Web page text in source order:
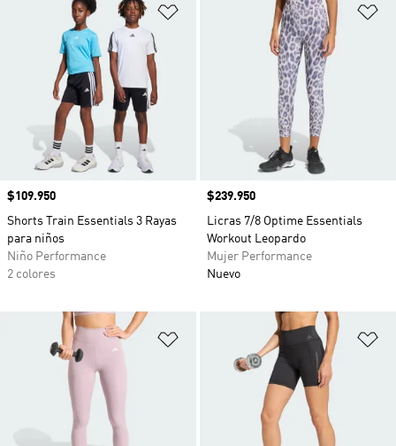
Añadir a la lista de deseos
Precio
$109.950
Shorts Train Essentials 3 Rayas
para niños
Niño Performance
2 colores
Precio
$239.950
Licras 7/8 Optime Essentials
Workout Leopardo
Mujer Performance
Nuevo
Añadir a la lista de deseos